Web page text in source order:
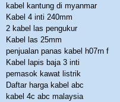
kabel kantung di myanmar
Kabel 4 inti 240mm
2 kabel las pengukur
Kabel las 25mm
penjualan panas kabel h07rn f
Kabel lapis baja 3 inti
pemasok kawat listrik
Daftar harga kabel abc
kabel 4c abc malaysia